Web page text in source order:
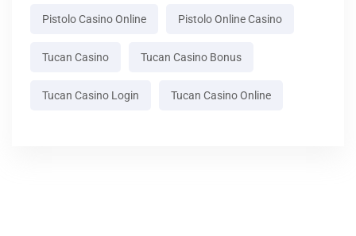
Pistolo Casino Online Pistolo Online Casino
Tucan Casino Tucan Casino Bonus
Tucan Casino Login Tucan Casino Online